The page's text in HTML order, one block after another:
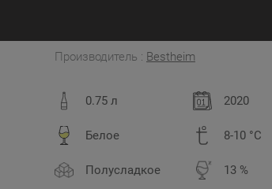
Производитель : Bestheim
0.75 л 2020
Белое 8-10 °C
Полусладкое 13 %